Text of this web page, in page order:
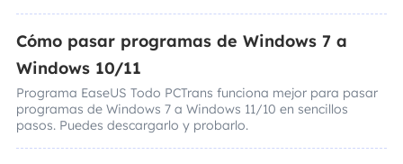
Cómo pasar programas de Windows 7 a
Windows 10/11
Programa EaseUS Todo PCTrans funciona mejor para pasar
programas de Windows 7 a Windows 11/10 en sencillos
pasos. Puedes descargarlo y probarlo.